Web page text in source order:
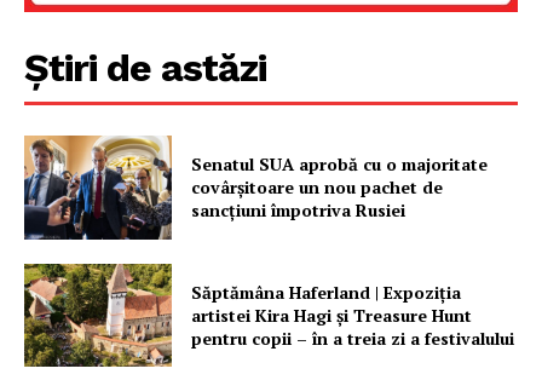
Știri de astăzi
Senatul SUA aprobă cu o majoritate
covârșitoare un nou pachet de
sancțiuni împotriva Rusiei
Săptămâna Haferland | Expoziţia
artistei Kira Hagi şi Treasure Hunt
pentru copii – în a treia zi a festivalului